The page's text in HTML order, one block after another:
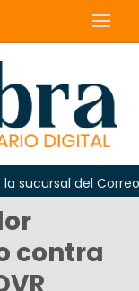
del Correo
contra